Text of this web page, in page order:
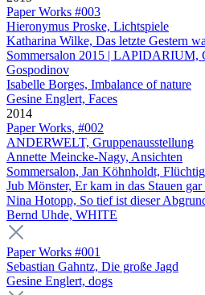
Paper Works #003
Hieronymus Proske, Lichtspiele
Katharina Wilke, Das letzte Gestern
Sommersalon 2015 | LAPIDARIUM,
Gospodinov
Isabelle Borges, Imbalance of nature
Gesine Englert, Faces
2014
Paper Works, #002
ANDERWELT, Gruppenausstellung
Annette Meincke-Nagy, Ansichten
Sommersalon, Jan Köhnholdt,
Jub Mönster, Er kam in das Stauen
Nina Hotopp, So tief ist dieser
Bernd Uhde, WHITE
Paper Works #001
Sebastian Gahntz, Die große Jagd
Gesine Englert, dogs